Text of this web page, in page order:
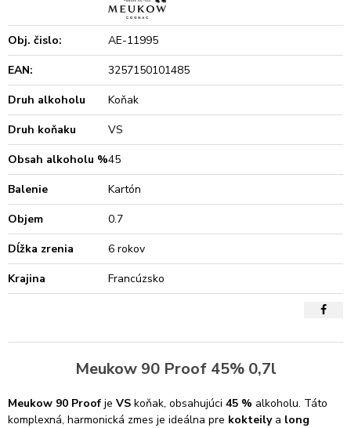
Obj. čislo:
AE-11995
EAN:
3257150101485
Druh alkoholu
Koňak
Druh koňaku
VS
Obsah alkoholu %45
Balenie
Kartón
Objem
0.7
Dĺžka zrenia
6 rokov
Krajina
Francúzsko
Meukow 90 Proof 45% 0,7l
Meukow 90 Proof je VS koňak, obsahujúci 45 % alkoholu. Táto
komplexná, harmonická zmes je ideálna pre kokteilya long